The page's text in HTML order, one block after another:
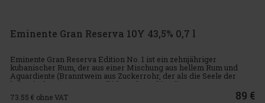
Eminente Gran Reserva 10Y 43,5% 0,7 l
Eminente Gran Reserva Edition No. 1 ist ein zehnjähriger
kubanischer Rum, der aus einer Mischung aus hellem Rum und
Aguardiente (Branntwein aus Zuckerrohr, der als die Seele der
kubanischen Rumsorten gilt) besteht und in Fässern aus
französischer Eic
73.55 € ohne VAT 89 €